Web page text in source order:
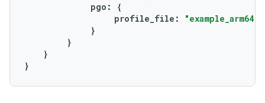
pgo :
{
profile_file :
}
}
}
}